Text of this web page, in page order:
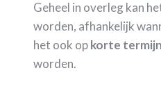
Geheel in overleg kan
worden, afhankelijk
het ook opkorte termijn
worden.